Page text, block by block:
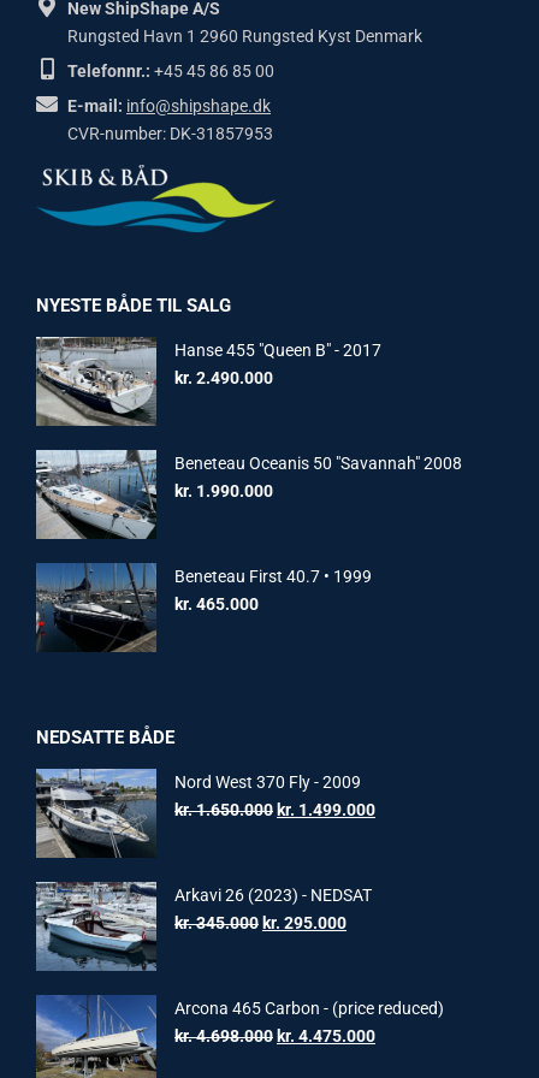
New ShipShape A/S
Rungsted Havn 1 2960 Rungsted Kyst Denmark
Telefonnr.: +45 45 86 85 00
E-mail: info@shipshape.dk
CVR-number: DK-31857953
NYESTE BÅDE TIL SALG
Hanse 455 "Queen B" - 2017
kr. 2.490.000
Beneteau Oceanis 50 "Savannah" 2008
kr. 1.990.000
Beneteau First 40.7 • 1999
kr. 465.000
NEDSATTE BÅDE
Nord West 370 Fly - 2009
kr.1.650.000Original
kr. 1.650.000.
kr. 1.499.000Current
Arkavi 26 (2023) - NEDSAT
kr.345.000Original
kr. 345.000.
kr. 295.000Current
kr. 295.000.
Arcona 465 Carbon - (price reduced)
kr.4.698.000Original
kr. 4.475.000Current